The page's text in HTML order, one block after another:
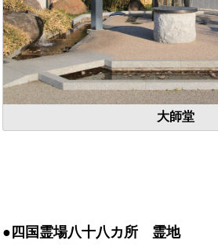
大師堂
●四国霊場八十八カ所 霊地